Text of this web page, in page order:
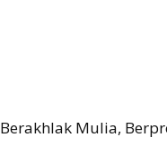
Berakhlak Mulia,